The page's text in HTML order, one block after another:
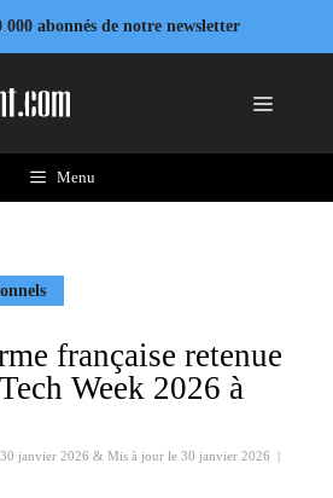
000 abonnés de notre newsletter
Menu
Menu
française retenue
Week 2026 à
30 janvier 2026 & Mis à jour le 30 janvier 2026 |